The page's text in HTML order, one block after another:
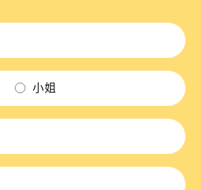
小姐